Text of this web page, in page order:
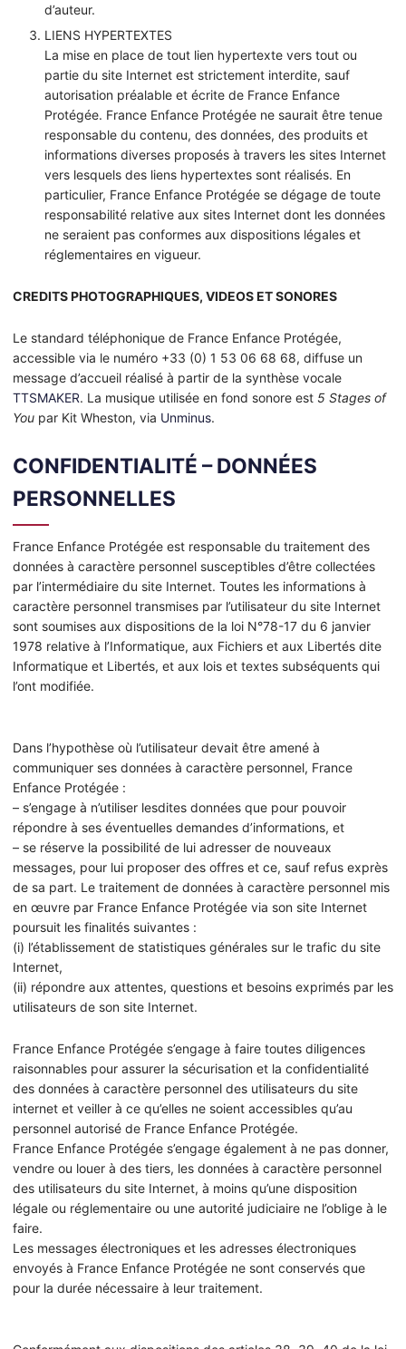
d’auteur.
LIENS HYPERTEXTES
La mise en place de tout lien hypertexte vers tout ou
partie du site Internet est strictement interdite, sauf
autorisation préalable et écrite de France Enfance
Protégée. France Enfance Protégée ne saurait être tenue
responsable du contenu, des données, des produits et
informations diverses proposés à travers les sites Internet
vers lesquels des liens hypertextes sont réalisés. En
particulier, France Enfance Protégée se dégage de toute
responsabilité relative aux sites Internet dont les données
ne seraient pas conformes aux dispositions légales et
réglementaires en vigueur.
CREDITS PHOTOGRAPHIQUES, VIDEOS ET SONORES
Le standard téléphonique de France Enfance Protégée,
accessible via le numéro +33 (0) 1 53 06 68 68, diffuse un
message d’accueil réalisé à partir de la synthèse vocale
TTSMAKER. La musique utilisée en fond sonore est 5 Stages of
You par Kit Wheston, via Unminus.
CONFIDENTIALITÉ – DONNÉES
PERSONNELLES
France Enfance Protégée est responsable du traitement des
données à caractère personnel susceptibles d’être collectées
par l’intermédiaire du site Internet. Toutes les informations à
caractère personnel transmises par l’utilisateur du site Internet
sont soumises aux dispositions de la loi N°78-17 du 6 janvier
1978 relative à l’Informatique, aux Fichiers et aux Libertés dite
Informatique et Libertés, et aux lois et textes subséquents qui
l’ont modifiée.
Dans l’hypothèse où l’utilisateur devait être amené à
communiquer ses données à caractère personnel, France
Enfance Protégée :
– s’engage à n’utiliser lesdites données que pour pouvoir
répondre à ses éventuelles demandes d’informations, et
– se réserve la possibilité de lui adresser de nouveaux
messages, pour lui proposer des offres et ce, sauf refus exprès
de sa part. Le traitement de données à caractère personnel mis
en œuvre par France Enfance Protégée via son site Internet
poursuit les finalités suivantes :
(i) l’établissement de statistiques générales sur le trafic du site
Internet,
(ii) répondre aux attentes, questions et besoins exprimés par les
utilisateurs de son site Internet.
France Enfance Protégée s’engage à faire toutes diligences
raisonnables pour assurer la sécurisation et la confidentialité
des données à caractère personnel des utilisateurs du site
internet et veiller à ce qu’elles ne soient accessibles qu’au
personnel autorisé de France Enfance Protégée.
France Enfance Protégée s’engage également à ne pas donner,
vendre ou louer à des tiers, les données à caractère personnel
des utilisateurs du site Internet, à moins qu’une disposition
légale ou réglementaire ou une autorité judiciaire ne l’oblige à le
faire.
Les messages électroniques et les adresses électroniques
envoyés à France Enfance Protégée ne sont conservés que
pour la durée nécessaire à leur traitement.